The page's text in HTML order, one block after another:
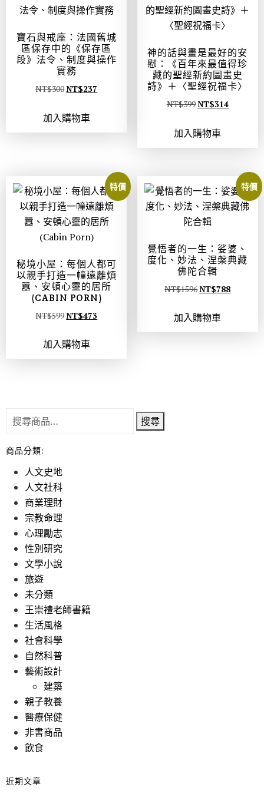
寶石與戒座：法國舊城
區保存中的《保存區
段》法令、制度與操作
實務
NT$300NT$237
加入購物車
神的話與畫是最好的安
慰：《百年來最值得珍
藏的聖經新約圖畫史
詩》＋〈聖經祝福卡〉
NT$399NT$314
加入購物車
特價
秘境小屋：每個人都可
以親手打造一幢遠離煩
囂、安頓心靈的居所
(CABIN PORN)
NT$599 NT$473
加入購物車
特價
覺悟者的一生：娑婆、
度化、妙法、涅槃典藏
佛陀合輯
NT$1596 NT$788
加入購物車
搜尋
商品分類:
人文史地
人文社科
商業理財
宗教命理
心理勵志
性別研究
文學小說
旅遊
未分類
王崇禮老師書籍
生活風格
社會科學
自然科普
藝術設計
建築
親子教養
醫療保健
非書商品
飲食
近期文章